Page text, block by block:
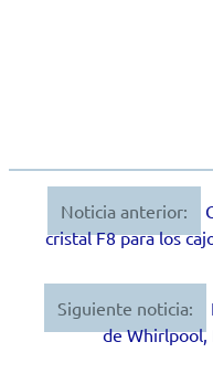
Navegación
entradas
Noticia anterior:
cristal F8 para los
Siguiente noticia:
de Whirlpool,